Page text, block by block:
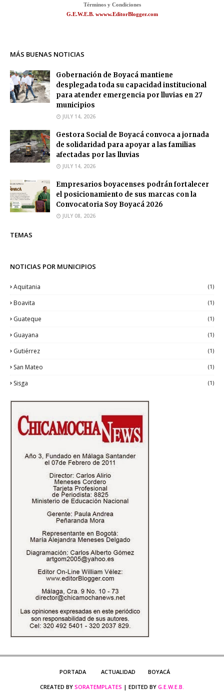
Términos y Condiciones
G.E.W.E.B. wwww.EditorBlogger.com
MÁS BUENAS NOTICIAS
Gobernación de Boyacá mantiene
desplegada toda su capacidad institucional
para atender emergencia por lluvias en 27
municipios
JULY 14, 2026
Gestora Social de Boyacá convoca a jornada
de solidaridad para apoyar a las familias
afectadas por las lluvias
JULY 14, 2026
Empresarios boyacenses podrán fortalecer
el posicionamiento de sus marcas con la
Convocatoria Soy Boyacá 2026
JULY 08, 2026
TEMAS
NOTICIAS POR MUNICIPIOS
Aquitania (1)
Boavita (1)
Guateque (1)
Guayana (1)
Gutiérrez (1)
San Mateo (1)
Sisga (1)
PORTADA ACTUALIDAD
BOYACÁ
CREATED BY SORATEMPLATES | EDITED BY G.E.W.E.B.